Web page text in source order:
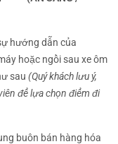
hướng dẫn của
hoặc ngồi sau xe ôm
sau (Quý khách lưu ý,
để lựa chọn điểm đi
buôn bán hàng hóa